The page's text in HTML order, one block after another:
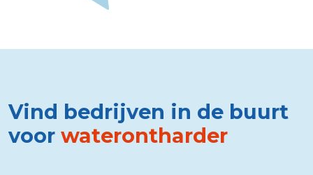
Vind bedrijven in de buurt
voor waterontharder